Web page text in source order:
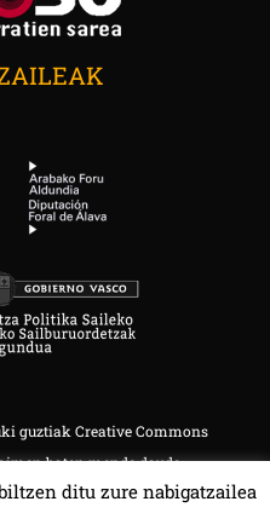
guztiak Creative Commons
baten mende daude.
ditu zure nabigatzailea